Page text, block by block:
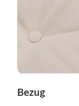
Bezug